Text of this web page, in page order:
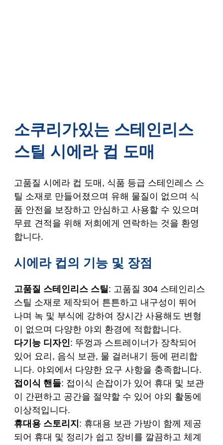
소쿠리가있는 스테인리스
스틸 시에라 컵 도매
고품질 시에라 컵 도매, 식품 등급 스테인레스 스
틸 소재로 만들어졌으며 유해 물질이 없으며 식
품 안전을 보장하고 안심하고 사용할 수 있으며
무료 견적을 위해 저희에게 연락하는 것을 환영
합니다.
시에라 컵의 기능 및 장점
고품질 스테인리스 스틸: 고품질 304 스테인리스
스틸 소재로 제작되어 튼튼하고 내구성이 뛰어
나며 녹 및 부식에 강하여 장시간 사용해도 변형
이 없으며 다양한 야외 환경에 적합합니다.
다기능 디자인: 뚜껑과 스트레이너가 장착되어
있어 요리, 음식 보관, 물 걸러내기 등에 편리합
니다. 야외에서 다양한 요구 사항을 충족합니다.
접이식 핸들: 접이식 손잡이가 있어 휴대 및 보관
이 간편하고 공간을 절약할 수 있어 야외 활동에
이상적입니다.
휴대용 스토리지 : 휴대용 보관 가방이 함께 제공
되어 휴대 및 정리가 쉽고 장비를 깔끔하고 체계